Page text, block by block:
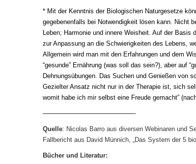
* Mit der Kenntnis der Biologischen Naturgesetze
gegebenenfalls bei Notwendigkeit lösen kann. Nicht
Leben; Harmonie und innere Weisheit. Auf der
zur Anpassung an die Schwierigkeiten des Lebens,
Allgemein wird man mit den Erfahrungen und dem
“gesunde” Ernährung (was soll das sein?), aber auf
Dehnungsübungen. Das Suchen und Genießen von
Gezielter Ansatz nicht nur in der Therapie ist, sich
womit habe ich mir selbst eine Freude gemacht”
——————————————–
Quelle: Nicolas Barro aus diversen Webinaren und
Fallbericht aus David Münnich, „Das System der 5
Bücher und Literatur: